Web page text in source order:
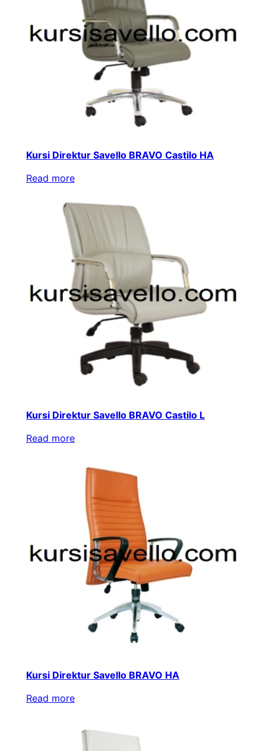
Kursi Direktur Savello BRAVO Castilo HA
Read more
Kursi Direktur Savello BRAVO Castilo L
Read more
Kursi Direktur Savello BRAVO HA
Read more